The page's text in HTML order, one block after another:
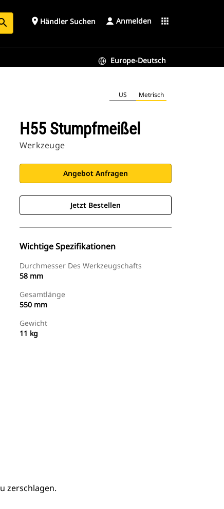
place Händler Suchen Anmelden apps
Europe-Deutsch
US Metrisch
H55 Stumpfmeißel
Werkzeuge
Angebot Anfragen
Jetzt Bestellen
Wichtige Spezifikationen
Durchmesser Des Werkzeugschafts
58 mm
Gesamtlänge
550 mm
Gewicht
11 kg
zerschlagen.